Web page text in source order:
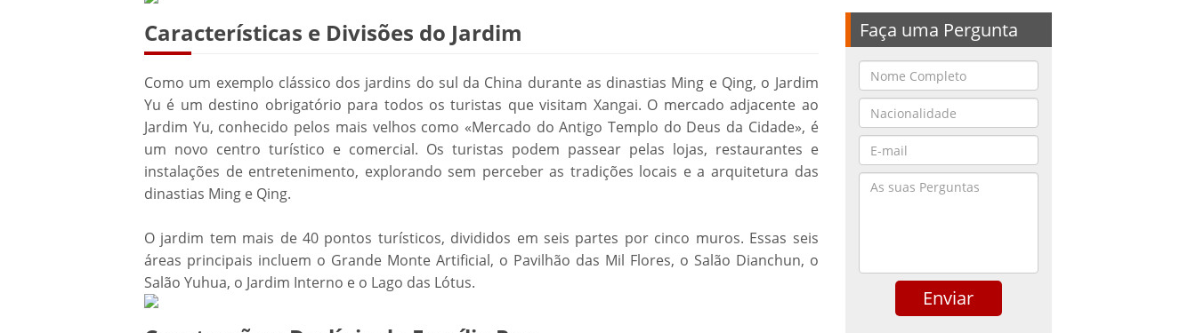
Características e Divisões do Jardim
Como um exemplo clássico dos jardins do sul da China durante as dinastias Ming e Qing, o Jardim
Yu é um destino obrigatório para todos os turistas que visitam Xangai. O mercado adjacente ao
Jardim Yu, conhecido pelos mais velhos como «Mercado do Antigo Templo do Deus da Cidade», é
um novo centro turístico e comercial. Os turistas podem passear pelas lojas, restaurantes e
instalações de entretenimento, explorando sem perceber as tradições locais e a arquitetura das
dinastias Ming e Qing.
O jardim tem mais de 40 pontos turísticos, divididos em seis partes por cinco muros. Essas seis
áreas principais incluem o Grande Monte Artificial, o Pavilhão das Mil Flores, o Salão Dianchun, o
Salão Yuhua, o Jardim Interno e o Lago das Lótus.
Faça uma Pergunta